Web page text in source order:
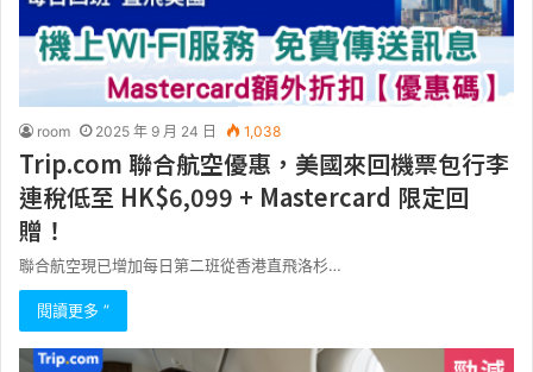
room 2025 年 9 月 24 日 1,038
Trip.com 聯合航空優惠，美國來回機票包行李
連稅低至 HK$6,099 + Mastercard 限定回
贈！
聯合航空現已增加每日第二班從香港直飛洛杉…
閱讀更多 ”